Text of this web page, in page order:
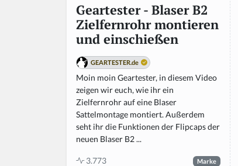
t
hi
s
fi
el
d
Geartester - Blaser B2
Zielfernrohr montieren
und einschießen
GEARTESTER.de
Moin moin Geartester, in diesem Video
zeigen wir euch, wie ihr ein
Zielfernrohr auf eine Blaser
Sattelmontage montiert. Außerdem
seht ihr die Funktionen der Flipcaps der
neuen Blaser B2 ...
3.773 Marke